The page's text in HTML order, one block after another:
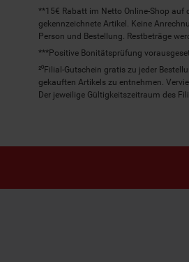
**15€ Rabatt im Netto Online-Shop auf
gekennzeichnete Artikel. Keine
Person und Bestellung. Restbeträge
***Positive Bonitätsprüfung
²⁰Filial-Gutschein gratis zu jeder
gekauften Artikels zu entnehmen.
Der jeweilige Gültigkeitszeitraum des